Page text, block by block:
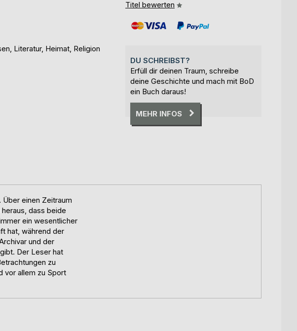
Literatur, Heimat, Religion
Titel bewerten
DU SCHREIBST?
Erfüll dir deinen Traum, schreibe
deine Geschichte und mach mit BoD
ein Buch daraus!
MEHR INFOS
einen Zeitraum
dass beide
ein wesentlicher
hat, während der
und der
Der Leser hat
zu
vor allem zu Sport